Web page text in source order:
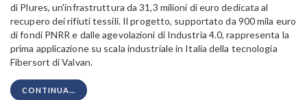
di Plures, un'infrastruttura da 31,3 milioni di euro dedicata al
recupero dei rifiuti tessili. Il progetto, supportato da 900 mila euro
di fondi PNRR e dalle agevolazioni di Industria 4.0, rappresenta la
prima applicazione su scala industriale in Italia della tecnologia
Fibersort di Valvan.
CONTINUA...